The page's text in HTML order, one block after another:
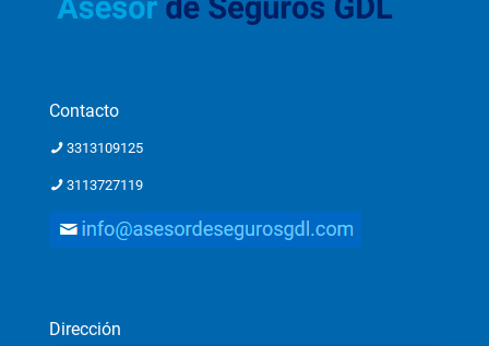
Contacto
3313109125
3113727119
Dirección